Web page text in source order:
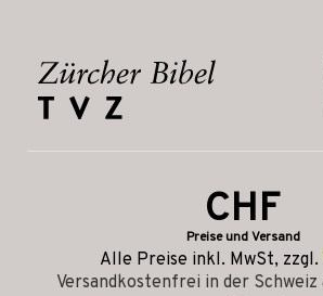
CHF
Preise und Versand
Alle Preise inkl. MwSt, zzgl.
Versandkostenfrei in der Schweiz